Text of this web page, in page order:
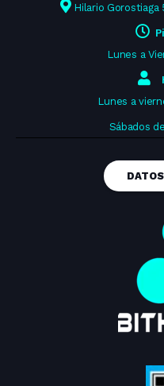
Hilario Gorostiaga
Lunes a
Lunes a
Sábados